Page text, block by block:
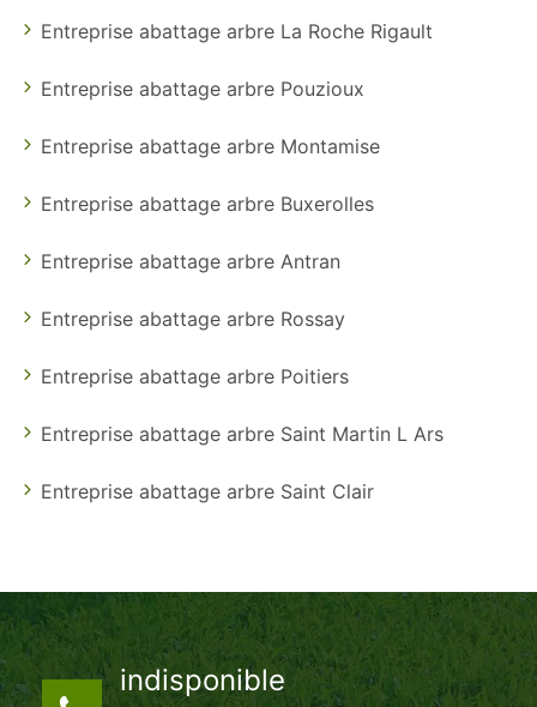
Entreprise abattage arbre La Roche Rigault
Entreprise abattage arbre Pouzioux
Entreprise abattage arbre Montamise
Entreprise abattage arbre Buxerolles
Entreprise abattage arbre Antran
Entreprise abattage arbre Rossay
Entreprise abattage arbre Poitiers
Entreprise abattage arbre Saint Martin L Ars
Entreprise abattage arbre Saint Clair
indisponible